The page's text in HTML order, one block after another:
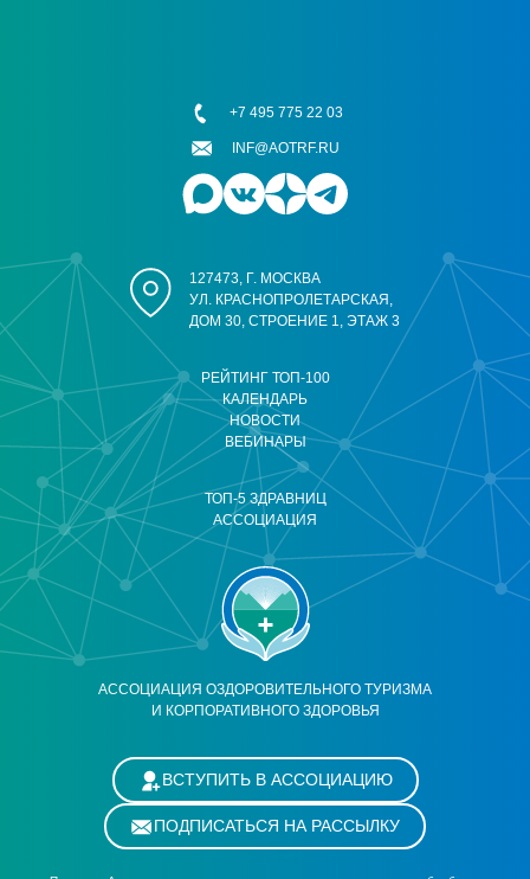
АССОЦИАЦИЯ ОЗДОРОВИТЕЛЬНОГО ТУРИЗМА
И КОРПОРАТИВНОГО ЗДОРОВЬЯ
РЕЙТИНГ ТОП-100
КАЛЕНДАРЬ
НОВОСТИ
ВЕБИНАРЫ
ТОП-5 ЗДРАВНИЦ
АССОЦИАЦИЯ
127473, Г. МОСКВА
УЛ. КРАСНОПРОЛЕТАРСКАЯ,
ДОМ 30, СТРОЕНИЕ 1, ЭТАЖ 3
+7 495 775 22 03
INF@AOTRF.RU
ВСТУПИТЬ В АССОЦИАЦИЮ
ПОДПИСАТЬСЯ НА РАССЫЛКУ